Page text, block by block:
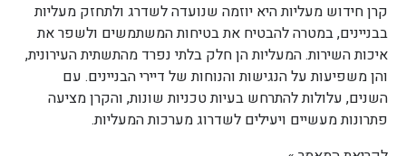
קרן חידוש מעליות היא יוזמה שנועדה לשדרג ולתחזק מעליות
בבניינים, במטרה להבטיח את בטיחות המשתמשים ולשפר את
איכות השירות. המעליות הן חלק בלתי נפרד מהתשתית העירונית,
והן משפיעות על הנגישות והנוחות של דיירי הבניינים. עם
השנים, עלולות להתרחש בעיות טכניות שונות, והקרן מציעה
פתרונות מעשיים ויעילים לשדרוג מערכות המעליות.